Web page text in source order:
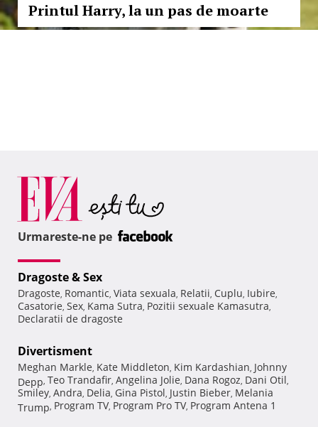
Printul Harry, la un pas de moarte
Urmareste-ne pe
Dragoste & Sex
Dragoste, Romantic, Viata sexuala, Relatii, Cuplu, Iubire,
Casatorie, Sex, Kama Sutra, Pozitii sexuale Kamasutra,
Declaratii de dragoste
Divertisment
Meghan Markle, Kate Middleton, Kim Kardashian, Johnny
Depp, Teo Trandafir, Angelina Jolie, Dana Rogoz, Dani Otil,
Smiley, Andra, Delia, Gina Pistol, Justin Bieber, Melania
Trump, Program TV, Program Pro TV, Program Antena 1